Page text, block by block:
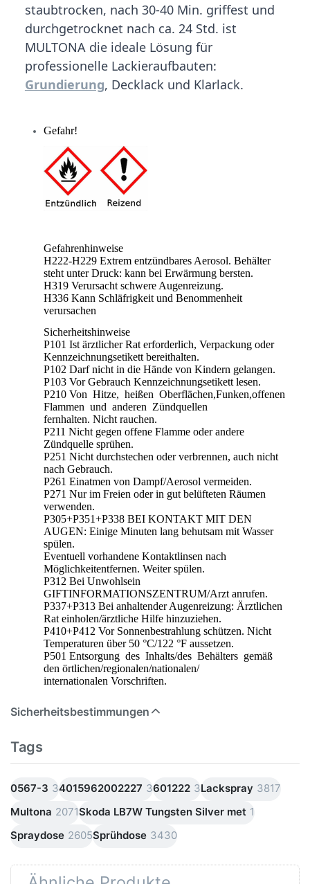
staubtrocken, nach 30-40 Min. griffest und
durchgetrocknet nach ca. 24 Std. ist
MULTONA die ideale Lösung für
professionelle Lackieraufbauten:
Grundierung, Decklack und Klarlack.
Gefahr!
Gefahrenhinweise
H222-H229 Extrem entzündbares Aerosol. Behälter
steht unter Druck: kann bei Erwärmung bersten.
H319 Verursacht schwere Augenreizung.
H336 Kann Schläfrigkeit und Benommenheit
verursachen
Sicherheitshinweise
P101 Ist ärztlicher Rat erforderlich, Verpackung oder
Kennzeichnungsetikett bereithalten.
P102 Darf nicht in die Hände von Kindern gelangen.
P103 Vor Gebrauch Kennzeichnungsetikett lesen.
P210 Von Hitze, heißen Oberflächen,Funken,offenen
Flammen und anderen Zündquellen
fernhalten. Nicht rauchen.
P211 Nicht gegen offene Flamme oder andere
Zündquelle sprühen.
P251 Nicht durchstechen oder verbrennen, auch nicht
nach Gebrauch.
P261 Einatmen von Dampf/Aerosol vermeiden.
P271 Nur im Freien oder in gut belüfteten Räumen
verwenden.
P305+P351+P338 BEI KONTAKT MIT DEN
AUGEN: Einige Minuten lang behutsam mit Wasser
spülen.
Eventuell vorhandene Kontaktlinsen nach
Möglichkeitentfernen. Weiter spülen.
P312 Bei Unwohlsein
GIFTINFORMATIONSZENTRUM/Arzt anrufen.
P337+P313 Bei anhaltender Augenreizung: Ärztlichen
Rat einholen/ärztliche Hilfe hinzuziehen.
P410+P412 Vor Sonnenbestrahlung schützen. Nicht
Temperaturen über 50 °C/122 °F aussetzen.
P501 Entsorgung des Inhalts/des Behälters gemäß
den örtlichen/regionalen/nationalen/
internationalen Vorschriften.
Sicherheitsbestimmungen
Tags
0567-3 34015962002227 3601222 3Lackspray 3817
Multona 2071Skoda LB7W Tungsten Silver met 1
Spraydose 2605Sprühdose 3430